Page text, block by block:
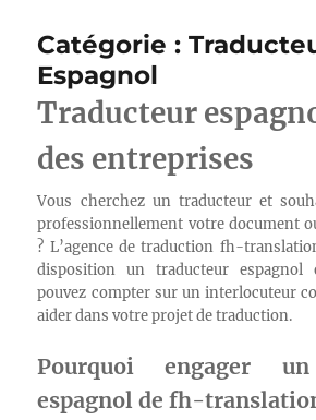
Catégorie :
Espagnol
Traducteur
des entreprises
Vous cherchez un traducteur et
professionnellement votre document
? L’agence de traduction fh-
disposition un traducteur espagnol
pouvez compter sur un interlocuteur
aider dans votre projet de traduction.
Pourquoi engager
espagnol de fh-